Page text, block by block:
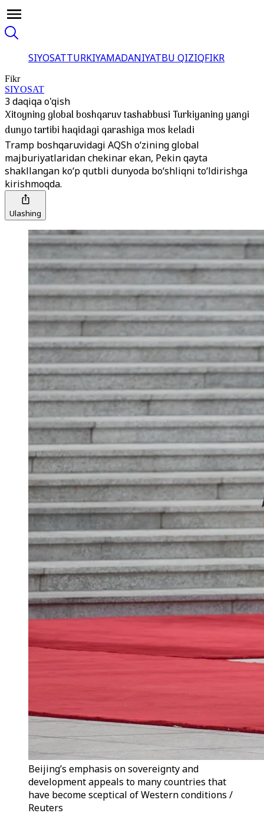
SIYOSATTURKIYAMADANIYATBU QIZIQFIKR
Fikr
SIYOSAT
3 daqiqa o'qish
Xitoyning global boshqaruv tashabbusi Turkiyaning yangi
dunyo tartibi haqidagi qarashiga mos keladi
Tramp boshqaruvidagi AQSh oʻzining global
majburiyatlaridan chekinar ekan, Pekin qayta
shakllangan koʻp qutbli dunyoda boʻshliqni toʻldirishga
kirishmoqda.
Ulashing
Beijing’s emphasis on sovereignty and
development appeals to many countries that
have become sceptical of Western conditions /
Reuters